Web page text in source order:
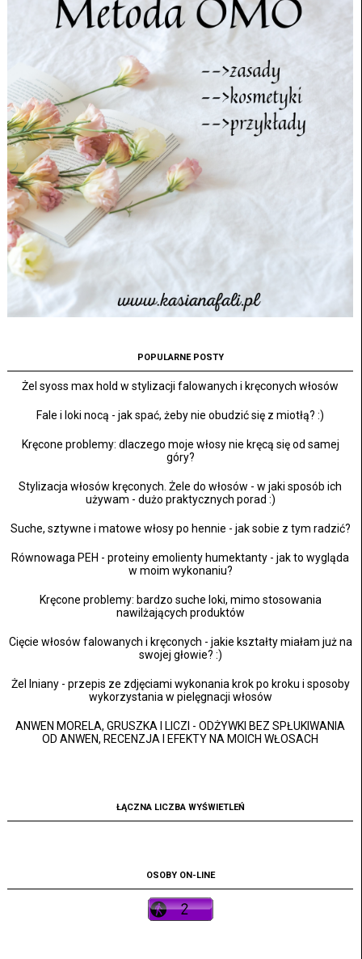
POPULARNE POSTY
Żel syoss max hold w stylizacji falowanych i kręconych włosów
Fale i loki nocą - jak spać, żeby nie obudzić się z miotłą? :)
Kręcone problemy: dlaczego moje włosy nie kręcą się od samej
góry?
Stylizacja włosów kręconych. Żele do włosów - w jaki sposób ich
używam - dużo praktycznych porad :)
Suche, sztywne i matowe włosy po hennie - jak sobie z tym radzić?
Równowaga PEH - proteiny emolienty humektanty - jak to wygląda
w moim wykonaniu?
Kręcone problemy: bardzo suche loki, mimo stosowania
nawilżających produktów
Cięcie włosów falowanych i kręconych - jakie kształty miałam już na
swojej głowie? :)
Żel lniany - przepis ze zdjęciami wykonania krok po kroku i sposoby
wykorzystania w pielęgnacji włosów
ANWEN MORELA, GRUSZKA I LICZI - ODŻYWKI BEZ SPŁUKIWANIA
OD ANWEN, RECENZJA I EFEKTY NA MOICH WŁOSACH
ŁĄCZNA LICZBA WYŚWIETLEŃ
OSOBY ON-LINE